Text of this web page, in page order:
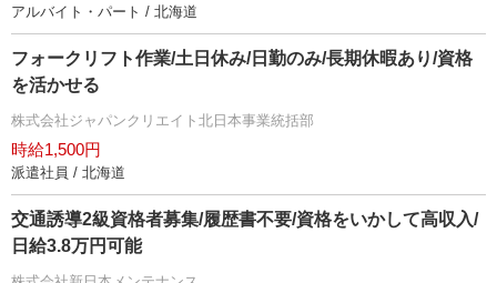
アルバイト・パート / 北海道
フォークリフト作業/土日休み/日勤のみ/長期休暇あり/資格
を活かせる
株式会社ジャパンクリエイト北日本事業統括部
時給1,500円
派遣社員 / 北海道
交通誘導2級資格者募集/履歴書不要/資格をいかして高収入/
日給3.8万円可能